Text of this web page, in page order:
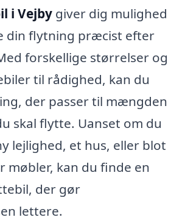
i Vejby giver dig mulighed
din flytning præcist efter
forskellige størrelser og
til rådighed, kan du
der passer til mængden
skal flytte. Uanset om du
lejlighed, et hus, eller blot
møbler, kan du finde en
der gør
lettere.